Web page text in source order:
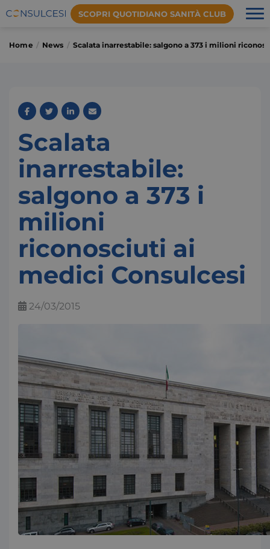
SCOPRI QUOTIDIANO SANITÀ CLUB
Home News Scalata inarrestabile: salgono a 373 i milioni
Scalata
inarrestabile:
salgono a 373 i
milioni
riconosciuti ai
medici Consulcesi
24/03/2015